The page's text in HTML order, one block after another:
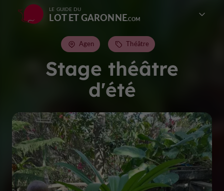
LE GUIDE DU
LOT ET GARONNE
Stage théâtre
d'été
Agen Théâtre